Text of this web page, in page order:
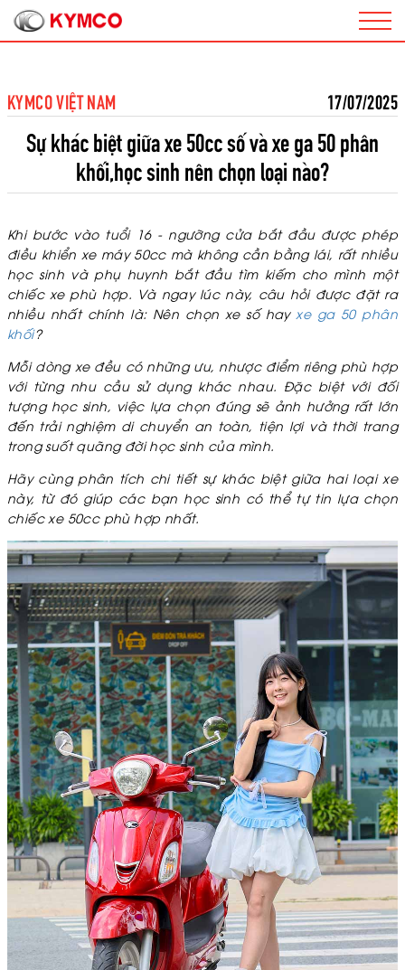
KYMCO VIỆT NAM 17/07/2025
Sự khác biệt giữa xe 50cc số và xe ga 50 phân
khối,học sinh nên chọn loại nào?
Khi bước vào tuổi 16 - ngưỡng cửa bắt đầu được phép
điều khiển xe máy 50cc mà không cần bằng lái, rất nhiều
học sinh và phụ huynh bắt đầu tìm kiếm cho mình một
chiếc xe phù hợp. Và ngay lúc này, câu hỏi được đặt ra
nhiều nhất chính là: Nên chọn xe số hay xe ga 50 phân
khối?
Mỗi dòng xe đều có những ưu, nhược điểm riêng phù hợp
với từng nhu cầu sử dụng khác nhau. Đặc biệt với đối
tượng học sinh, việc lựa chọn đúng sẽ ảnh hưởng rất lớn
đến trải nghiệm di chuyển an toàn, tiện lợi và thời trang
trong suốt quãng đời học sinh của mình.
Hãy cùng phân tích chi tiết sự khác biệt giữa hai loại xe
này, từ đó giúp các bạn học sinh có thể tự tin lựa chọn
chiếc xe 50cc phù hợp nhất.